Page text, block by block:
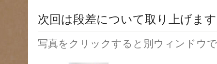
次回は段差について取り上げま
写真をクリックすると別ウィンドウ